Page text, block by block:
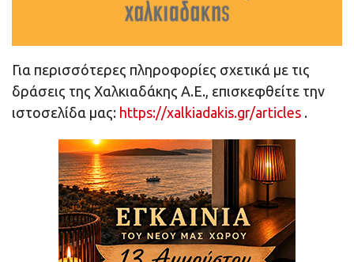
Για περισσότερες πληροφορίες σχετικά με τις
δράσεις της Χαλκιαδάκης Α.Ε., επισκεφθείτε την
ιστοσελίδα μας: https://xalkiadakis.gr/articles .